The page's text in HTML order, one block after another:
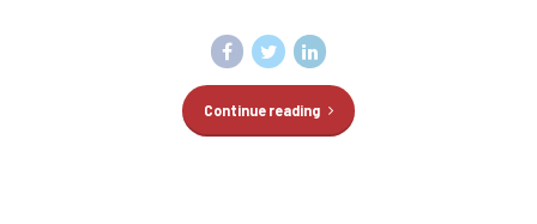
Continue reading